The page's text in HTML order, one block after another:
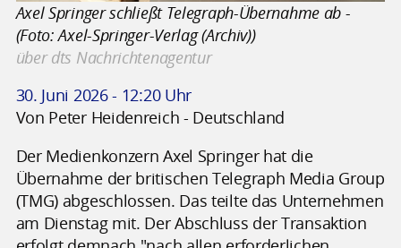
Axel Springer schließt Telegraph-Übernahme ab -
(Foto: Axel-Springer-Verlag (Archiv))
über dts Nachrichtenagentur
30. Juni 2026 - 12:20 Uhr
Von Peter Heidenreich - Deutschland
Der Medienkonzern Axel Springer hat die
Übernahme der britischen Telegraph Media Group
(TMG) abgeschlossen. Das teilte das Unternehmen
am Dienstag mit. Der Abschluss der Transaktion